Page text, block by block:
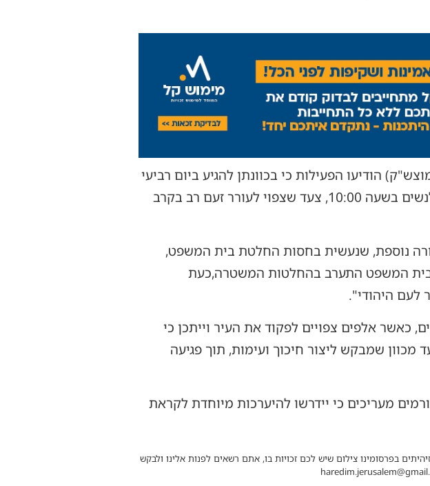
הודיעו הפעילות כי בכוונתן להגיע ביום רביעי
שושן פורים לרחבת הכותל המערבי, ולקיים במקום קריאת מגילה לנשים בשעה 10:00, צעד שצפוי לעורר זעם רב בקרב
נוספת, שנעשית בחסות החלטת בית המשפט,
המשפט התערב בהחלטות המשטרה,כעת
לעם היהודי".
אלפים צפויים לפקוד את העיר וייתכן כי
מכוון שמבקש ליצור חיכוך ועימות, תוך פגיעה
מעריכים כי יידרשו להיערכות מיוחדת לקראת
בפרסומינו צילום שיש לכם זכויות בו, אתם רשאים לפנות אלינו ולבקש